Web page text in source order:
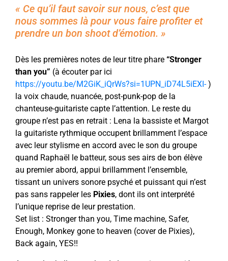
« Ce qu’il faut savoir sur nous, c’est que
nous sommes là pour vous faire profiter et
prendre un bon shoot d’émotion. »
Dès les premières notes de leur titre phare “Stronger
than you” (à écouter par ici
https://youtu.be/M2GiK_iQrWs?si=1UPN_iD74L5iEXI-)
la voix chaude, nuancée, post-punk-pop de la
chanteuse-guitariste capte l’attention. Le reste du
groupe n’est pas en retrait : Lena la bassiste et Margot
la guitariste rythmique occupent brillamment l’espace
avec leur stylisme en accord avec le son du groupe
quand Raphaël le batteur, sous ses airs de bon élève
au premier abord, appui brillamment l’ensemble,
tissant un univers sonore psyché et puissant qui n’est
pas sans rappeler les Pixies, dont ils ont interprété
l’unique reprise de leur prestation.
Set list : Stronger than you, Time machine, Safer,
Enough, Monkey gone to heaven (cover de Pixies),
Back again, YES!!